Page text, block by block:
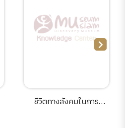
ชีวิตทางสังคมในการ